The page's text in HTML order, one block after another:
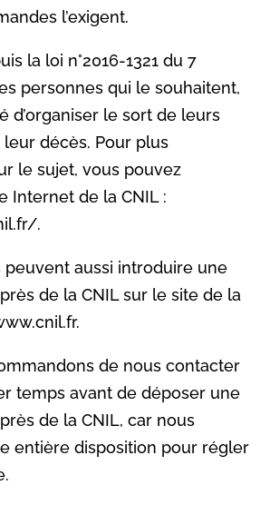
l’exigent.
la loi n°2016-1321 du 7
personnes qui le souhaitent,
d’organiser le sort de leurs
décès. Pour plus
le sujet, vous pouvez
Internet de la CNIL :
.
peuvent aussi introduire une
de la CNIL sur le site de la
de nous contacter
temps avant de déposer une
de la CNIL, car nous
entière disposition pour régler